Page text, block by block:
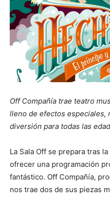
Off Compañía trae teatro
lleno de efectos especiales,
diversión para todas las
La Sala Off se prepara tras
ofrecer una programación
fantástico. Off Compañía,
nos trae dos de sus piezas